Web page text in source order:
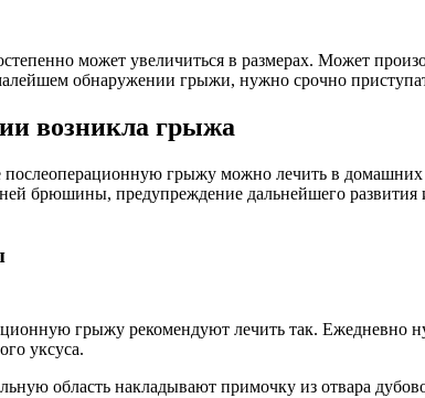
может увеличиться в размерах. Может
обнаружении грыжи, нужно срочно
возникла грыжа
грыжу можно лечить в
брюшины, предупреждение дальнейшего развития
грыжу рекомендуют лечить так. Ежедневно
уксуса.
область накладывают примочку из отвара